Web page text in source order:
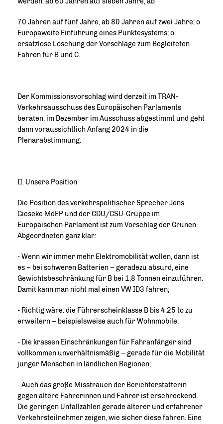
70 Jahren auf fünf Jahre, ab 80 Jahren auf zwei Jahre; o
Europaweite Einführung eines Punktesystems; o
ersatzlose Löschung der Vorschläge zum Begleiteten
Fahren für B und C.
Der Kommissionsvorschlag wird derzeit im TRAN-
Verkehrsausschuss des Europäischen Parlaments
beraten, im Dezember im Ausschuss abgestimmt und geht
dann voraussichtlich Anfang 2024 in die
Plenarabstimmung.
II. Unsere Position
Die Position des verkehrspolitischer Sprecher Jens
Gieseke MdEP und der CDU/CSU-Gruppe im
Europäischen Parlament ist zum Vorschlag der Grünen-
Abgeordneten ganz klar:
- Wenn wir immer mehr Elektromobilität wollen, dann ist
es – bei schweren Batterien – geradezu absurd, eine
Gewichtsbeschränkung für B bei 1,8 Tonnen einzuführen.
Damit kann man nicht mal einen VW ID3 fahren;
- Richtig wäre: die Führerscheinklasse B bis 4,25 to zu
erweitern – beispielsweise auch für Wohnmobile;
- Die krassen Einschränkungen für Fahranfänger sind
vollkommen unverhältnismäßig – gerade für die Mobilität
junger Menschen in ländlichen Regionen;
- Auch das große Misstrauen der Berichterstatterin
gegen ältere Fahrerinnen und Fahrer ist erschreckend.
Die geringen Unfallzahlen gerade älterer und erfahrener
Verkehrsteilnehmer zeigen, wie sicher diese fahren. Eine